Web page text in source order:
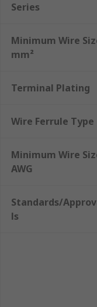
Series
Minimum Wire
mm²
Terminal Plating
Wire Ferrule Type
Minimum Wire
AWG
Standards/
ls